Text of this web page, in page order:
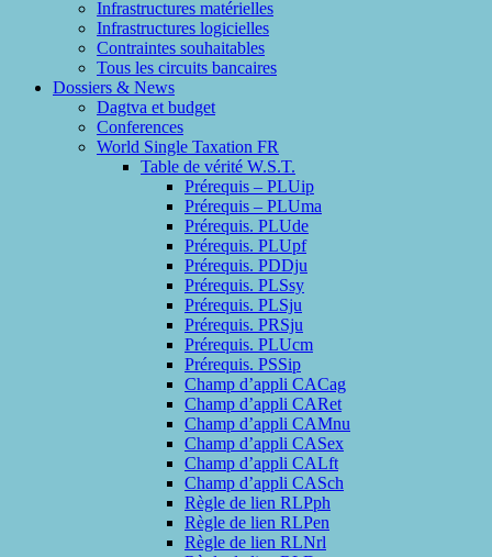
Infrastructures matérielles
Infrastructures logicielles
Contraintes souhaitables
Tous les circuits bancaires
Dossiers & News
Dagtva et budget
Conferences
World Single Taxation FR
Table de vérité W.S.T.
Prérequis – PLUip
Prérequis – PLUma
Prérequis. PLUde
Prérequis. PLUpf
Prérequis. PDDju
Prérequis. PLSsy
Prérequis. PLSju
Prérequis. PRSju
Prérequis. PLUcm
Prérequis. PSSip
Champ d’appli CACag
Champ d’appli CARet
Champ d’appli CAMnu
Champ d’appli CASex
Champ d’appli CALft
Champ d’appli CASch
Règle de lien RLPph
Règle de lien RLPen
Règle de lien RLNrl